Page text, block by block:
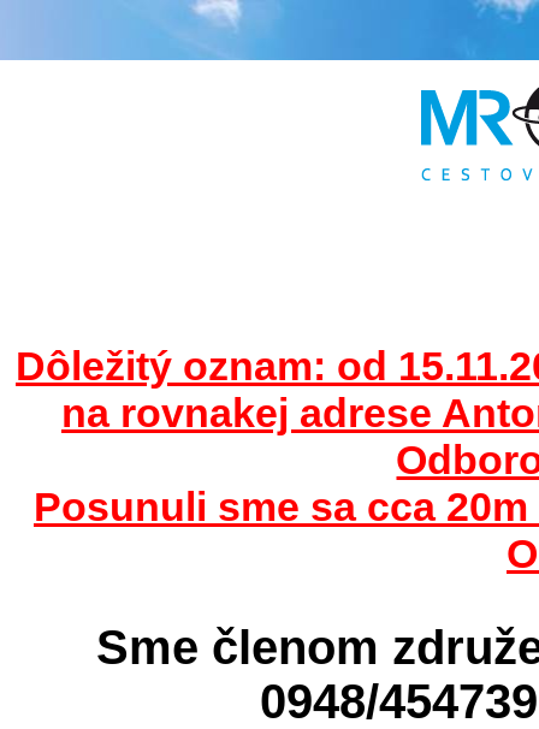
Dôležitý oznam: od
na rovnakej adrese
Posunuli sme sa cca
Sme členom
0948/